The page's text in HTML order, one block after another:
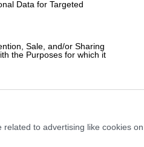
Data for Targeted
Sale, and/or Sharing
the Purposes for which it
to advertising like cookies on
του στη ΜΕΘ.
τον πόλεμο -